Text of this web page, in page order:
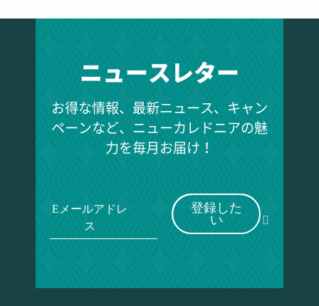
ニュースレター
お得な情報、最新ニュース、キャン
ペーンなど、ニューカレドニアの魅
力を毎月お届け！
Eメールアドレ
ス
登録した
い